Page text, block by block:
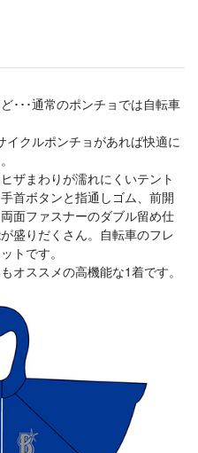
･･･通常のポンチョでは自転車
クルポンチョがあれば快適に
ザまわりが濡れにくいテント
首ボタンと指通しゴム、前開
面ファスナーのダブル留め仕
盛りだくさん。自転車のフレ
トです。
オススメの高機能な1着です。